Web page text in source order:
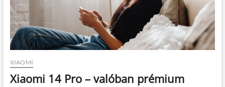
XIAOMI
Xiaomi 14 Pro – valóban prémium